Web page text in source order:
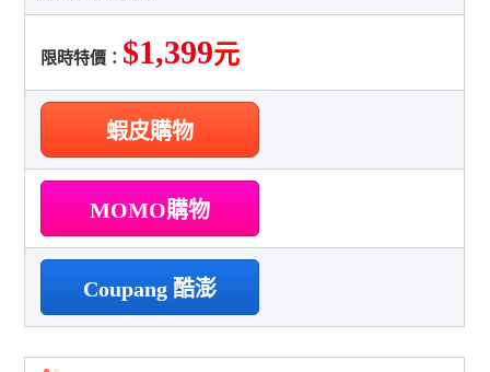
限時特價： $1,399元
蝦皮購物
MOMO購物
Coupang 酷澎